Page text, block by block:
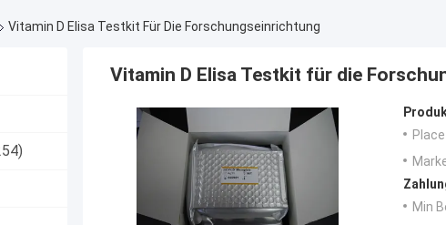
Vitamin D Elisa Testkit Für Die Forschungseinrichtung
Vitamin D Elisa Testkit für die
Min